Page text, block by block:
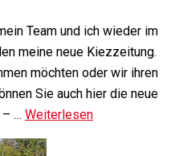
Team und ich wieder im
meine neue Kiezzeitung.
möchten oder wir ihren
Sie auch hier die neue
– … Weiterlesen